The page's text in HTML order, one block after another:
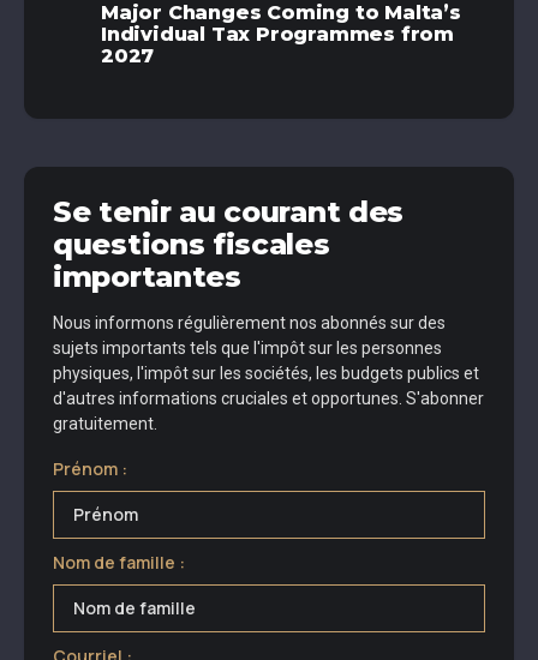
Major Changes Coming to Malta’s
Individual Tax Programmes from
2027
Se tenir au courant des
questions fiscales
importantes
Nous informons régulièrement nos abonnés sur des
sujets importants tels que l'impôt sur les personnes
physiques, l'impôt sur les sociétés, les budgets publics et
d'autres informations cruciales et opportunes. S'abonner
gratuitement.
Prénom :
Nom de famille :